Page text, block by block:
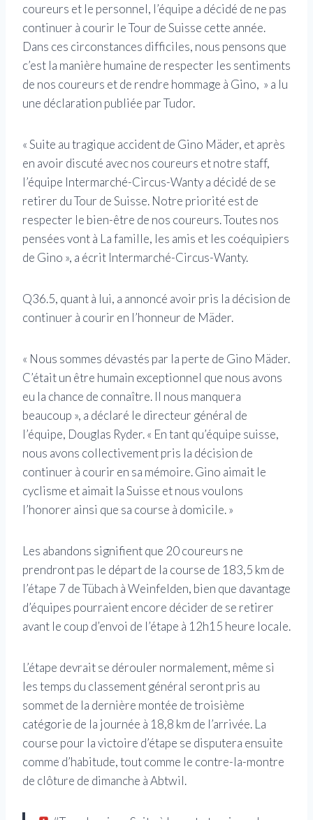
coureurs et le personnel, l’équipe a décidé de ne pas
continuer à courir le Tour de Suisse cette année.
Dans ces circonstances difficiles, nous pensons que
c’est la manière humaine de respecter les sentiments
de nos coureurs et de rendre hommage à Gino, » a lu
une déclaration publiée par Tudor.
« Suite au tragique accident de Gino Mäder, et après
en avoir discuté avec nos coureurs et notre staff,
l’équipe Intermarché-Circus-Wanty a décidé de se
retirer du Tour de Suisse. Notre priorité est de
respecter le bien-être de nos coureurs. Toutes nos
pensées vont à La famille, les amis et les coéquipiers
de Gino », a écrit Intermarché-Circus-Wanty.
Q36.5, quant à lui, a annoncé avoir pris la décision de
continuer à courir en l’honneur de Mäder.
« Nous sommes dévastés par la perte de Gino Mäder.
C’était un être humain exceptionnel que nous avons
eu la chance de connaître. Il nous manquera
beaucoup », a déclaré le directeur général de
l’équipe, Douglas Ryder. « En tant qu’équipe suisse,
nous avons collectivement pris la décision de
continuer à courir en sa mémoire. Gino aimait le
cyclisme et aimait la Suisse et nous voulons
l’honorer ainsi que sa course à domicile. »
Les abandons signifient que 20 coureurs ne
prendront pas le départ de la course de 183,5 km de
l’étape 7 de Tübach à Weinfelden, bien que davantage
d’équipes pourraient encore décider de se retirer
avant le coup d’envoi de l’étape à 12h15 heure locale.
L’étape devrait se dérouler normalement, même si
les temps du classement général seront pris au
sommet de la dernière montée de troisième
catégorie de la journée à 18,8 km de l’arrivée. La
course pour la victoire d’étape se disputera ensuite
comme d’habitude, tout comme le contre-la-montre
de clôture de dimanche à Abtwil.